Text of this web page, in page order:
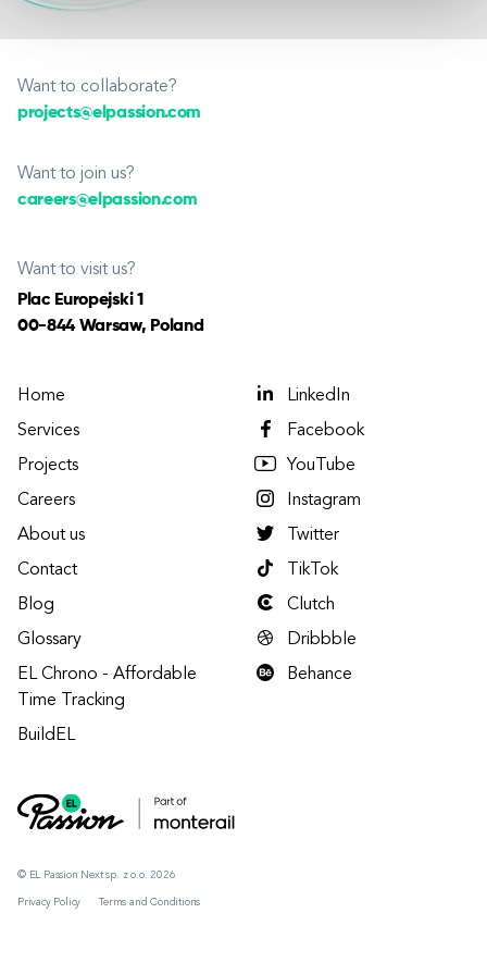
Want to collaborate?
projects@elpassion.com
Want to join us?
careers@elpassion.com
Want to visit us?
Plac Europejski 1
00-844 Warsaw, Poland
© EL Passion Next sp. z o.o. 2026
Privacy Policy Terms and Conditions
Home
Services
Projects
Careers
About us
Contact
Blog
Glossary
EL Chrono - Affordable
Time Tracking
BuildEL
LinkedIn
Facebook
YouTube
Instagram
Twitter
TikTok
Clutch
Dribbble
Behance